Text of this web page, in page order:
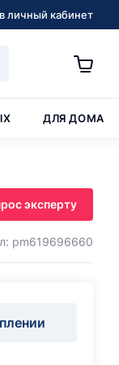
личный кабинет
ДЛЯ ДОМА
эксперту
pm619696660